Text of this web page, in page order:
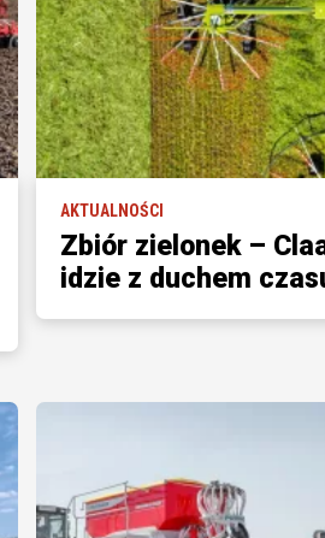
AKTUALNOŚCI
Zbiór zielonek –
idzie z duchem